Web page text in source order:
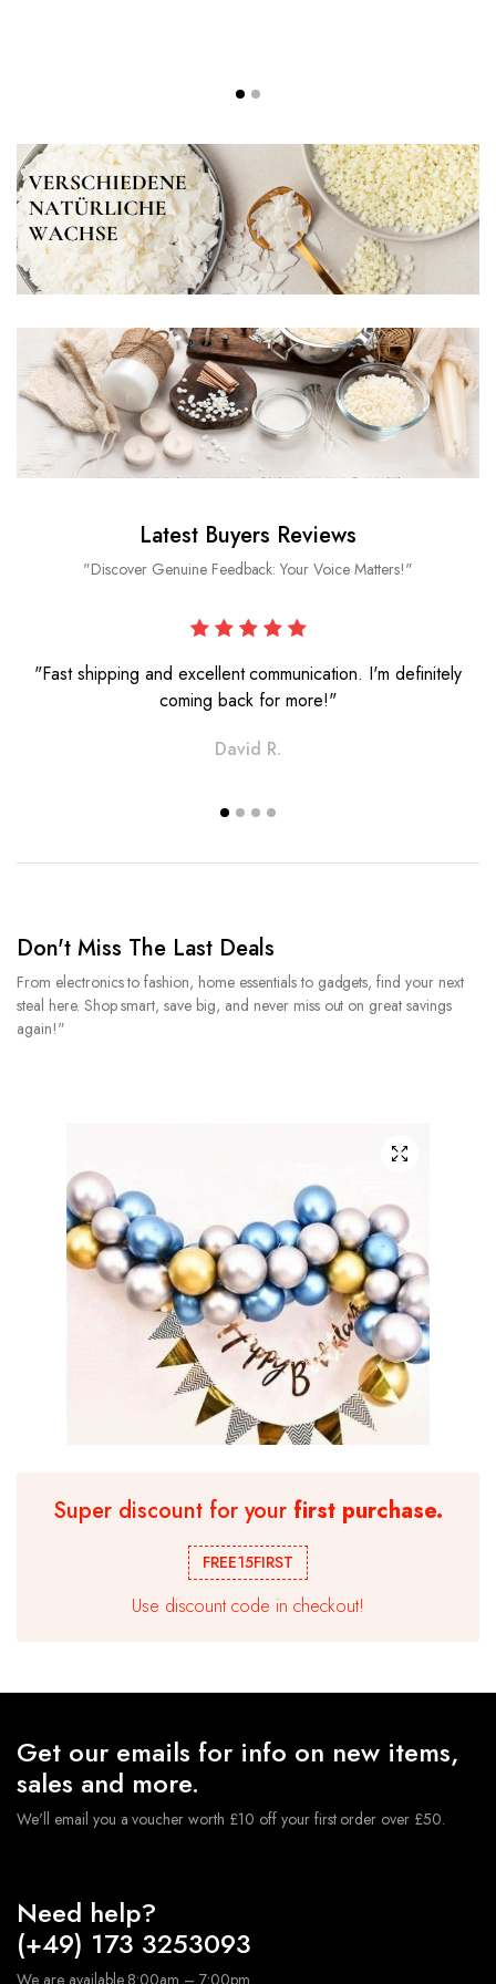
Latest Buyers Reviews
"Discover Genuine Feedback: Your Voice Matters!"
"Fast shipping and excellent communication. I'm definitely
coming back for more!"
David R.
Don't Miss The Last Deals
From electronics to fashion, home essentials to gadgets, find your next
steal here. Shop smart, save big, and never miss out on great savings
again!"
Ballongirlande Geburtstag Ballonbogen Kit Chrom
★ Hochwertige Latexballons , geeignet für Luft und
Geburtstagsfeiern, Jubiläumsfeiern, tägliche
Dekorationen usw.
Super discount for yourfirst purchase.
FREE15FIRST
Use discount code in checkout!
Get our emails for info on new items,
sales and more.
We'll email you a voucher worth £10 off your first order over £50.
Need help?
(+49) 173 3253093